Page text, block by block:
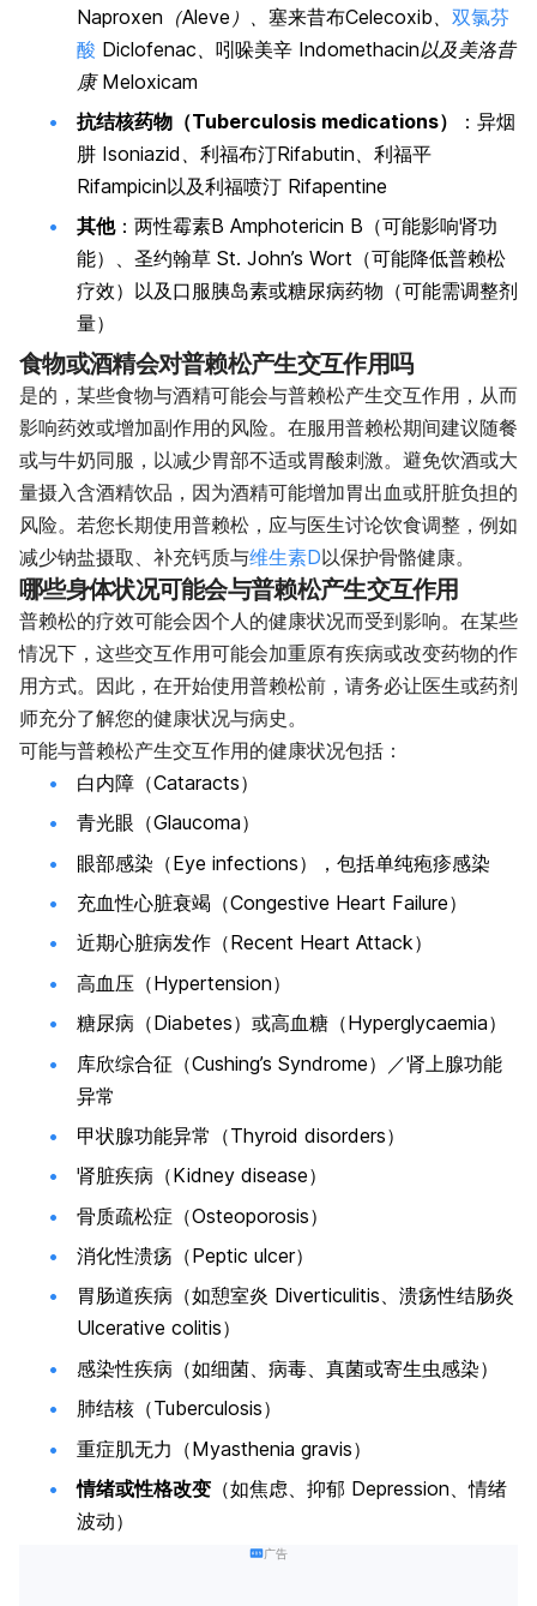
Naproxen（Aleve）、 塞来昔布Celecoxib、 双氯芬
酸 Diclofenac、 吲哚美辛 Indomethacin以及美洛昔
康 Meloxicam
抗结核药物（Tuberculosis medications）
：异烟
肼 Isoniazid、 利福布汀Rifabutin、 利福平
Rifampicin以及利福喷汀 Rifapentine
其他：两性霉素B Amphotericin B （可能影响肾功
能）、圣约翰草 St. John’s Wort （可能降低普赖松
疗效）以及口服胰岛素或糖尿病药物（可能需调整剂
量）
食物或酒精会对普赖松产生交互作用吗
是的，某些食物与酒精可能会与普赖松产生交互作用，从而
影响药效或增加副作用的风险。在服用普赖松期间建议随餐
或与牛奶同服，以减少胃部不适或胃酸刺激。避免饮酒或大
量摄入含酒精饮品，因为酒精可能增加胃出血或肝脏负担的
风险。若您长期使用普赖松，应与医生讨论饮食调整，例如
减少钠盐摄取、补充钙质与维生素D以保护骨骼健康。
哪些身体状况可能会与普赖松产生交互作用
普赖松的疗效可能会因个人的健康状况而受到影响。在某些
情况下，这些交互作用可能会加重原有疾病或改变药物的作
用方式。因此，在开始使用普赖松前，请务必让医生或药剂
师充分了解您的健康状况与病史。
可能与普赖松产生交互作用的健康状况包括：
白内障（Cataracts）
青光眼（Glaucoma）
眼部感染（Eye infections），包括单纯疱疹感染
充血性心脏衰竭（Congestive Heart Failure）
近期心脏病发作（Recent Heart Attack）
高血压（Hypertension）
糖尿病（Diabetes）或高血糖（Hyperglycaemia）
库欣综合征（Cushing’s Syndrome）／肾上腺功能
异常
甲状腺功能异常（Thyroid disorders）
肾脏疾病（Kidney disease）
骨质疏松症（Osteoporosis）
消化性溃疡（Peptic ulcer）
胃肠道疾病（如憩室炎 Diverticulitis、溃疡性结肠炎
Ulcerative colitis）
感染性疾病（如细菌、病毒、真菌或寄生虫感染）
肺结核（Tuberculosis）
重症肌无力（Myasthenia gravis）
情绪或性格改变 （如焦虑、抑郁 Depression、情绪
波动）
广告